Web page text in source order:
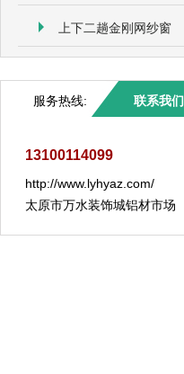
上下二趟金刚网纱窗
服务热线: 联系我们
13100114099
http://www.lyhyaz.com/
太原市万水装饰城铝材市场